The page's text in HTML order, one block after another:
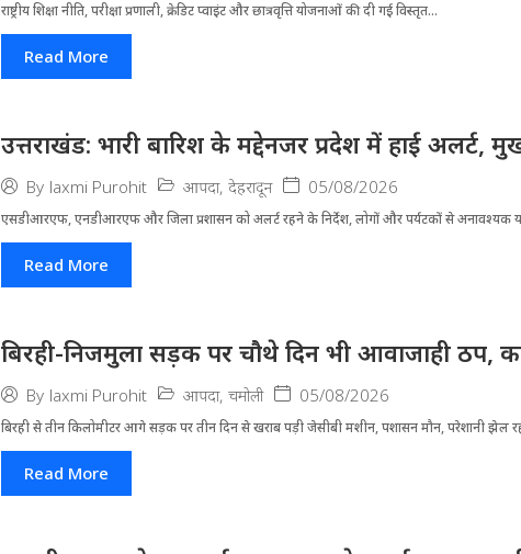
राष्ट्रीय शिक्षा नीति, परीक्षा प्रणाली, क्रेडिट प्वाइंट और छात्रवृत्ति योजनाओं की दी गई विस्तृत...
Read More
उत्तराखंड: भारी बारिश के मद्देनजर प्रदेश में हाई अलर्ट,
By laxmi Purohit आपदा, देहरादून 05/08/2026
एसडीआरएफ, एनडीआरएफ और जिला प्रशासन को अलर्ट रहने के निर्देश, लोगों और पर्यटकों से अनावश्यक
Read More
बिरही-निजमुला सड़क पर चौथे दिन भी आवाजाही ठप,
By laxmi Purohit आपदा, चमोली 05/08/2026
बिरही से तीन किलोमीटर आगे सड़क पर तीन दिन से खराब पड़ी जेसीबी मशीन, पशासन मौन, परेशानी झेल
Read More